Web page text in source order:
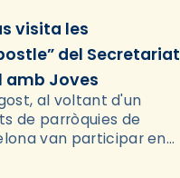
visita les
del Secretariat
amb Joves
al voltant d'un
de parròquies de
van participar en
organitzades pel